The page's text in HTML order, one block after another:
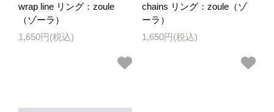
wrap line リング：zoule
（ゾーラ）
1,650円(税込)
chains リング：zoule（ゾ
ーラ）
1,650円(税込)